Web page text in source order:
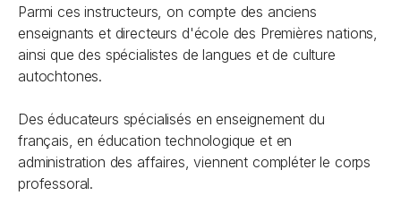
Parmi ces instructeurs, on compte des anciens
enseignants et directeurs d'école des Premières nations,
ainsi que des spécialistes de langues et de culture
autochtones.
Des éducateurs spécialisés en enseignement du
français, en éducation technologique et en
administration des affaires, viennent compléter le corps
professoral.